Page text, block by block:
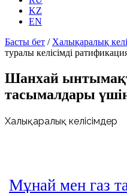
KZ
EN
Басты бет / Халықаралық
туралы келісімді
Шанхай
тасымалдары
Мұнай мен газ